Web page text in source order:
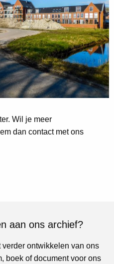
Wil je meer
dan contact met ons
aan ons archief?
ontwikkelen van ons
boek of document voor ons